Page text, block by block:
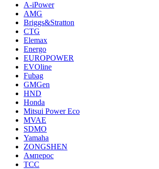
A-iPower
AMG
Briggs&Stratton
CTG
Elemax
Energo
EUROPOWER
EVOline
Fubag
GMGen
HND
Honda
Mitsui Power Eco
MVAE
SDMO
Yamaha
ZONGSHEN
Амперос
ТСС